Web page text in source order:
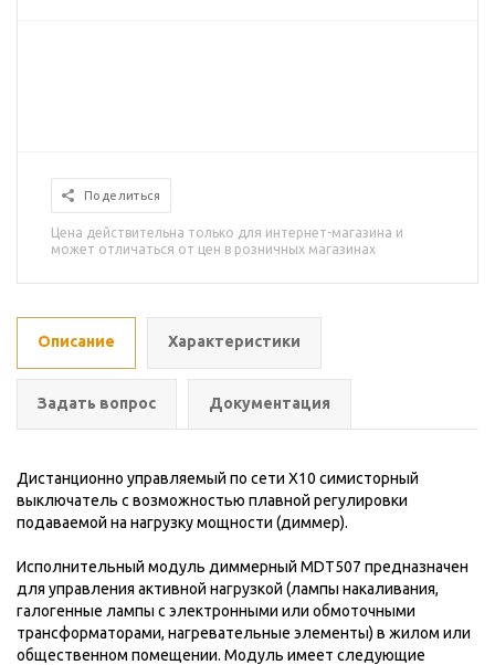
Поделиться
Цена действительна только для интернет-магазина и
может отличаться от цен в розничных магазинах
Описание Характеристики
Задать вопрос Документация
Дистанционно управляемый по сети X10 симисторный
выключатель с возможностью плавной регулировки
подаваемой на нагрузку мощности (диммер).
Исполнительный модуль диммерный MDT507 предназначен
для управления активной нагрузкой (лампы накаливания,
галогенные лампы с электронными или обмоточными
трансформаторами, нагревательные элементы) в жилом или
общественном помещении. Модуль имеет следующие